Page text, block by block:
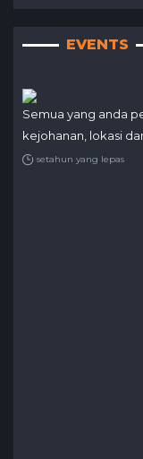
EVENTS
Semua yang anda
kejohanan, lokasi
setahun yang lepas